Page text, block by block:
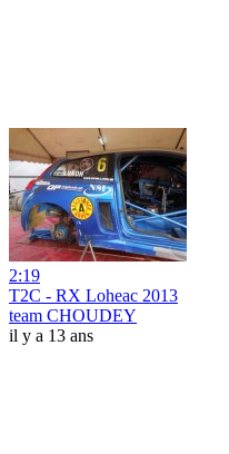
2:19
T2C - RX Loheac 2013
team CHOUDEY
il y a 13 ans